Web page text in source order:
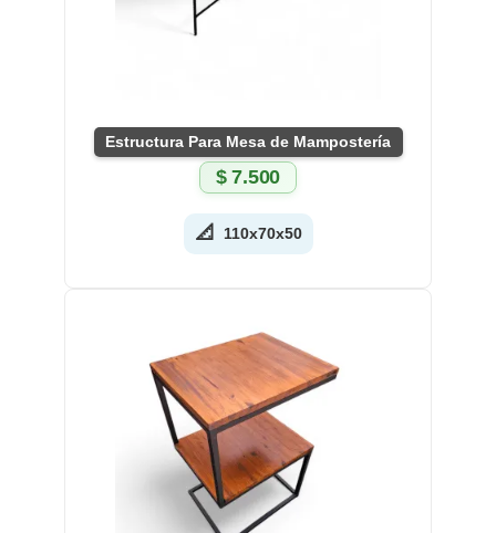
Estructura Para Mesa de Mampostería
$7.500
📐 110x70x50